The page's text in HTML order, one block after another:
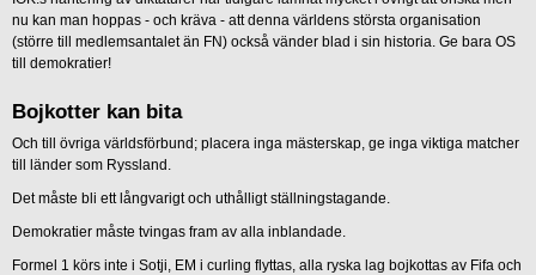
nu kan man hoppas - och kräva - att denna världens största organisation
(större till medlemsantalet än FN) också vänder blad i sin historia. Ge bara OS
till demokratier!
Bojkotter kan bita
Och till övriga världsförbund; placera inga mästerskap, ge inga viktiga matcher
till länder som Ryssland.
Det måste bli ett långvarigt och uthålligt ställningstagande.
Demokratier måste tvingas fram av alla inblandade.
Formel 1 körs inte i Sotji, EM i curling flyttas, alla ryska lag bojkottas av Fifa och